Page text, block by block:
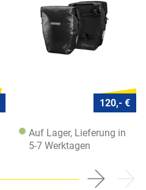
120,- €
Auf Lager, Lieferung in
5-7 Werktagen